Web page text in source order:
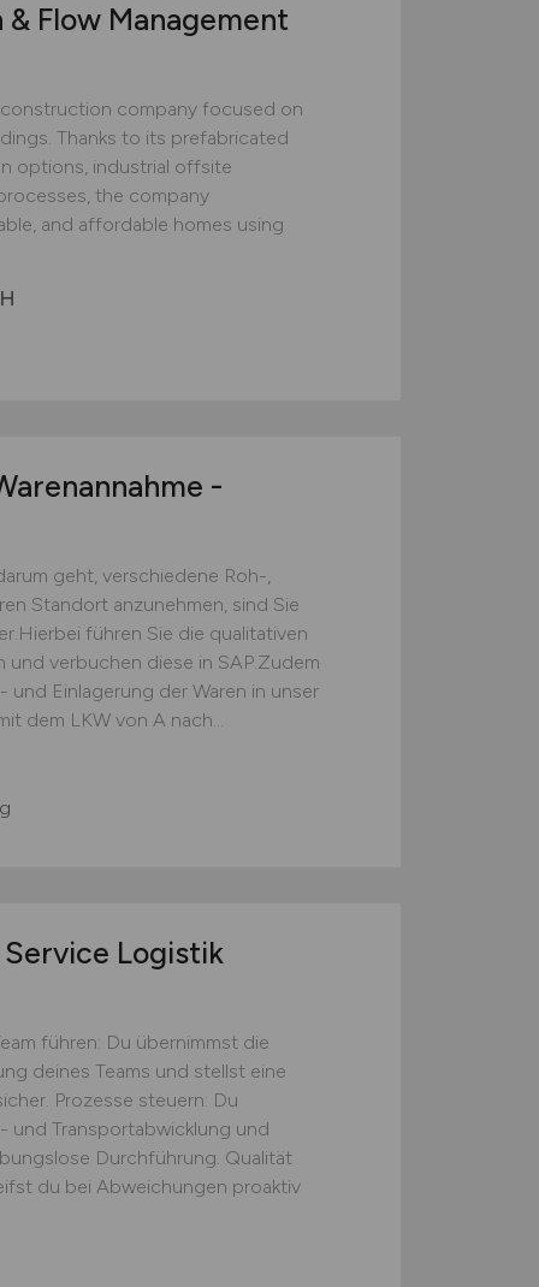
Flow Management
company focused on
Thanks to its prefabricated
options, industrial offsite
the company
and affordable homes using
-
geht, verschiedene Roh-,
Standort anzunehmen, sind Sie
führen Sie die qualitativen
verbuchen diese in SAP.Zudem
Einlagerung der Waren in unser
dem LKW von A nach...
Logistik
führen: Du übernimmst die
deines Teams und stellst eine
Prozesse steuern: Du
und Transportabwicklung und
Durchführung. Qualität
du bei Abweichungen proaktiv